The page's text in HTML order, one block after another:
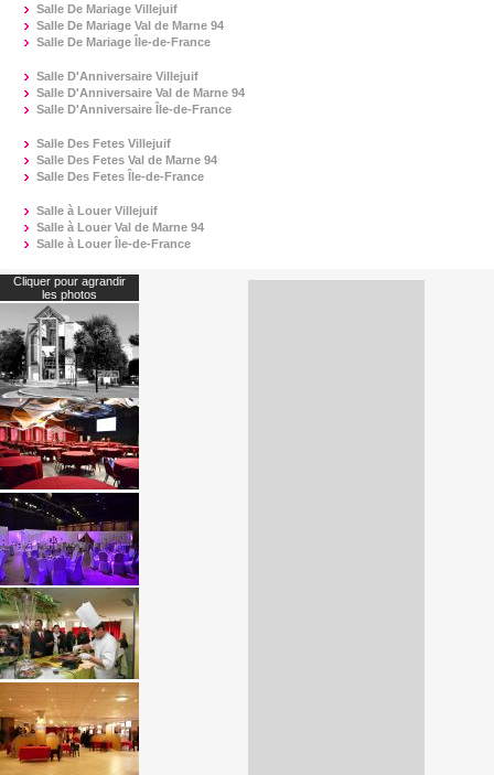
Salle De Mariage Villejuif
Salle De Mariage Val de Marne 94
Salle De Mariage Île-de-France
Salle D'Anniversaire Villejuif
Salle D'Anniversaire Val de Marne 94
Salle D'Anniversaire Île-de-France
Salle Des Fetes Villejuif
Salle Des Fetes Val de Marne 94
Salle Des Fetes Île-de-France
Salle à Louer Villejuif
Salle à Louer Val de Marne 94
Salle à Louer Île-de-France
Cliquer pour agrandir
les photos